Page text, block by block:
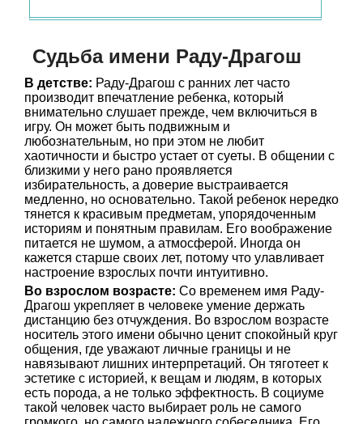
Судьба имени Раду-Драгош
В детстве: Раду-Драгош с ранних лет часто
производит впечатление ребенка, который
внимательно слушает прежде, чем включиться в
игру. Он может быть подвижным и
любознательным, но при этом не любит
хаотичности и быстро устает от суеты. В общении с
близкими у него рано проявляется
избирательность, а доверие выстраивается
медленно, но основательно. Такой ребенок нередко
тянется к красивым предметам, упорядоченным
историям и понятным правилам. Его воображение
питается не шумом, а атмосферой. Иногда он
кажется старше своих лет, потому что улавливает
настроение взрослых почти интуитивно.
Во взрослом возрасте: Со временем имя Раду-
Драгош укрепляет в человеке умение держать
дистанцию без отчуждения. Во взрослом возрасте
носитель этого имени обычно ценит спокойный круг
общения, где уважают личные границы и не
навязывают лишних интерпретаций. Он тяготеет к
эстетике с историей, к вещам и людям, в которых
есть порода, а не только эффектность. В социуме
такой человек часто выбирает роль не самого